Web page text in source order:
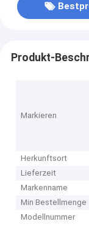
Produkt-
Markieren
Herkunftsort
Lieferzeit
Markenname
Min Bestellmenge
Modellnummer